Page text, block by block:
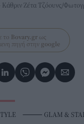
Κάθριν Ζέτα Τζόουνς/
το Bovary.gr ως
πηγή στην google
⸻ GLAM &